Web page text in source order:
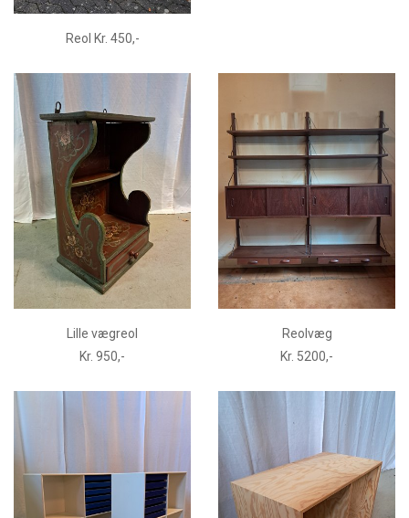
Reol Kr. 450,-
Lille vægreol
Kr. 950,-
Reolvæg
Kr. 5200,-